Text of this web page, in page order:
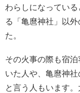
わらしになってい
る「亀麿神社」以
た。
その火事の際も宿
いた人や、亀麿神
と言う人もいます